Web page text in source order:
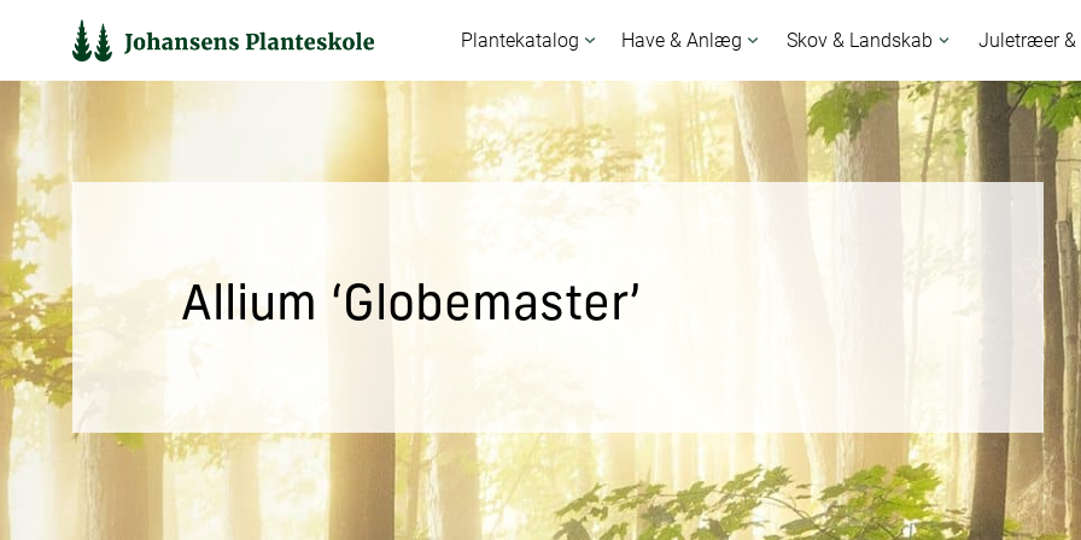
Plantekatalog Have & Anlæg Skov & Landskab Juletræer &
Allium ‘Globemaster’